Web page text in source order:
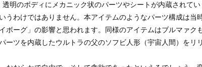
明のボディにメカニック状のパーツやシートが内蔵されてい
うわけではありません。本アイテムのようなパーツ構成は当
ボーグ」の影響と思われます。同様のアイテムはブルマァク
ーツを内蔵したウルトラの父のソフビ人形（宇宙人間）をリリ